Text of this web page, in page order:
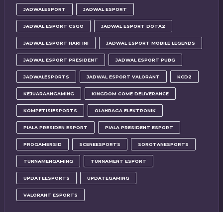
JADWALESPORT JADWAL ESPORT
JADWAL ESPORT CSGO JADWAL ESPORT DOTA2
JADWAL ESPORT HARI INI JADWAL ESPORT MOBILE LEGENDS
JADWAL ESPORT PRESIDENT JADWAL ESPORT PUBG
JADWALESPORTS JADWAL ESPORT VALORANT KCD2
KEJUARAANGAMING KINGDOM COME DELIVERANCE
KOMPETISIESPORTS OLAHRAGA ELEKTRONIK
PIALA PRESIDEN ESPORT PIALA PRESIDENT ESPORT
PROGAMERSID SCENEESPORTS SOROTANESPORTS
TURNAMENGAMING TURNAMENT ESPORT
UPDATEESPORTS UPDATEGAMING
VALORANT ESPORTS